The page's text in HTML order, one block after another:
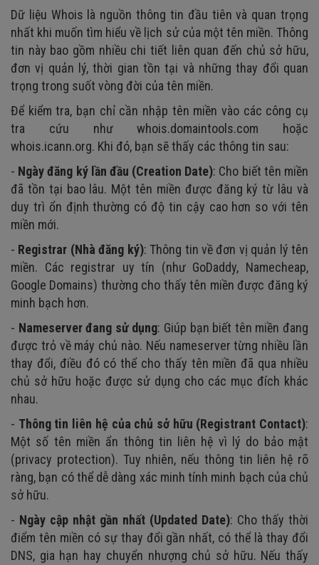
Dữ liệu Whois là nguồn thông tin đầu tiên và quan trọng
nhất khi muốn tìm hiểu về lịch sử của một tên miền. Thông
tin này bao gồm nhiều chi tiết liên quan đến chủ sở hữu,
đơn vị quản lý, thời gian tồn tại và những thay đổi quan
trọng trong suốt vòng đời của tên miền.
Để kiểm tra, bạn chỉ cần nhập tên miền vào các công cụ
tra cứu như whois.domaintools.com hoặc
whois.icann.org. Khi đó, bạn sẽ thấy các thông tin sau:
- Ngày đăng ký lần đầu (Creation Date): Cho biết tên miền
đã tồn tại bao lâu. Một tên miền được đăng ký từ lâu và
duy trì ổn định thường có độ tin cậy cao hơn so với tên
miền mới.
- Registrar (Nhà đăng ký): Thông tin về đơn vị quản lý tên
miền. Các registrar uy tín (như GoDaddy, Namecheap,
Google Domains) thường cho thấy tên miền được đăng ký
minh bạch hơn.
- Nameserver đang sử dụng: Giúp bạn biết tên miền đang
được trỏ về máy chủ nào. Nếu nameserver từng nhiều lần
thay đổi, điều đó có thể cho thấy tên miền đã qua nhiều
chủ sở hữu hoặc được sử dụng cho các mục đích khác
nhau.
- Thông tin liên hệ của chủ sở hữu (Registrant Contact):
Một số tên miền ẩn thông tin liên hệ vì lý do bảo mật
(privacy protection). Tuy nhiên, nếu thông tin liên hệ rõ
ràng, bạn có thể dễ dàng xác minh tính minh bạch của chủ
sở hữu.
- Ngày cập nhật gần nhất (Updated Date): Cho thấy thời
điểm tên miền có sự thay đổi gần nhất, có thể là thay đổi
DNS, gia hạn hay chuyển nhượng chủ sở hữu. Nếu thấy